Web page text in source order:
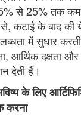
से 25% तक कम
कटाई के बाद की ये
में सुधार
आर्थिक दक्षता
देती हैं।
केलिए
करना